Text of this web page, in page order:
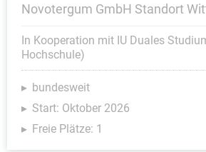
Novotergum GmbH Standort
In Kooperation mit IU Duales
Hochschule)
bundesweit
Start: Oktober 2026
Freie Plätze: 1